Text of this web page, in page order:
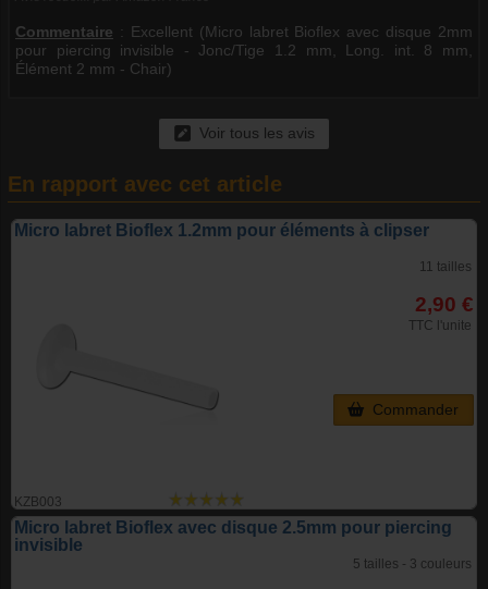
Commentaire : Excellent (Micro labret Bioflex avec disque 2mm
pour piercing invisible - Jonc/Tige 1.2 mm, Long. int. 8 mm,
Élément 2 mm - Chair)
Voir tous les avis
En rapport avec cet article
Micro labret Bioflex 1.2mm pour éléments à clipser
KZB003
11 tailles
2,90 €
TTC l'unite
Commander
Micro labret Bioflex avec disque 2.5mm pour piercing
invisible
5 tailles - 3 couleurs